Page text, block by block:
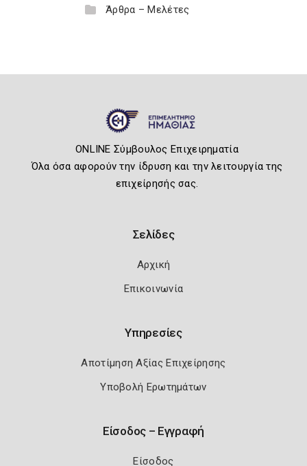
Άρθρα – Μελέτες
ONLINE Σύμβουλος Επιχειρηματία
Όλα όσα αφορούν την ίδρυση και την λειτουργία της
επιχείρησής σας.
Σελίδες
Αρχική
Επικοινωνία
Υπηρεσίες
Αποτίμηση Αξίας Επιχείρησης
Υποβολή Ερωτημάτων
Είσοδος – Εγγραφή
Είσοδος